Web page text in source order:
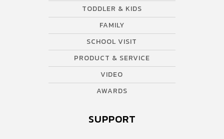
TODDLER & KIDS
FAMILY
SCHOOL VISIT
PRODUCT & SERVICE
VIDEO
AWARDS
SUPPORT